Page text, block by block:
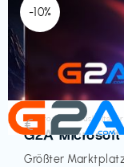
-10%
Elektronik &
G2A Microsoft
Größter
€‎